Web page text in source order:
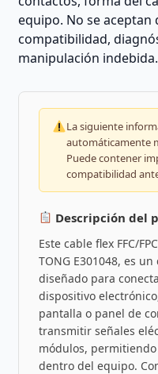
equipo. No se
compatibilidad,
manipulación indebida.
La siguiente
automáticamente
Puede contener
compatibilidad
Descripción del
Este cable flex FFC/
TONG E301048, es
diseñado para
dispositivo
pantalla o panel de
transmitir señales
módulos,
dentro del equipo.